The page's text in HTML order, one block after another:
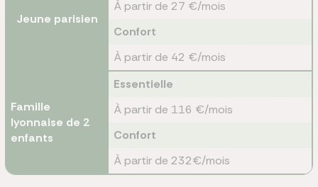
Jeune parisien
À partir de 27 €/mois
Confort
À partir de 42 €/mois
Famille
lyonnaise de 2
enfants
Essentielle
À partir de 116 €/mois
Confort
À partir de 232€/mois